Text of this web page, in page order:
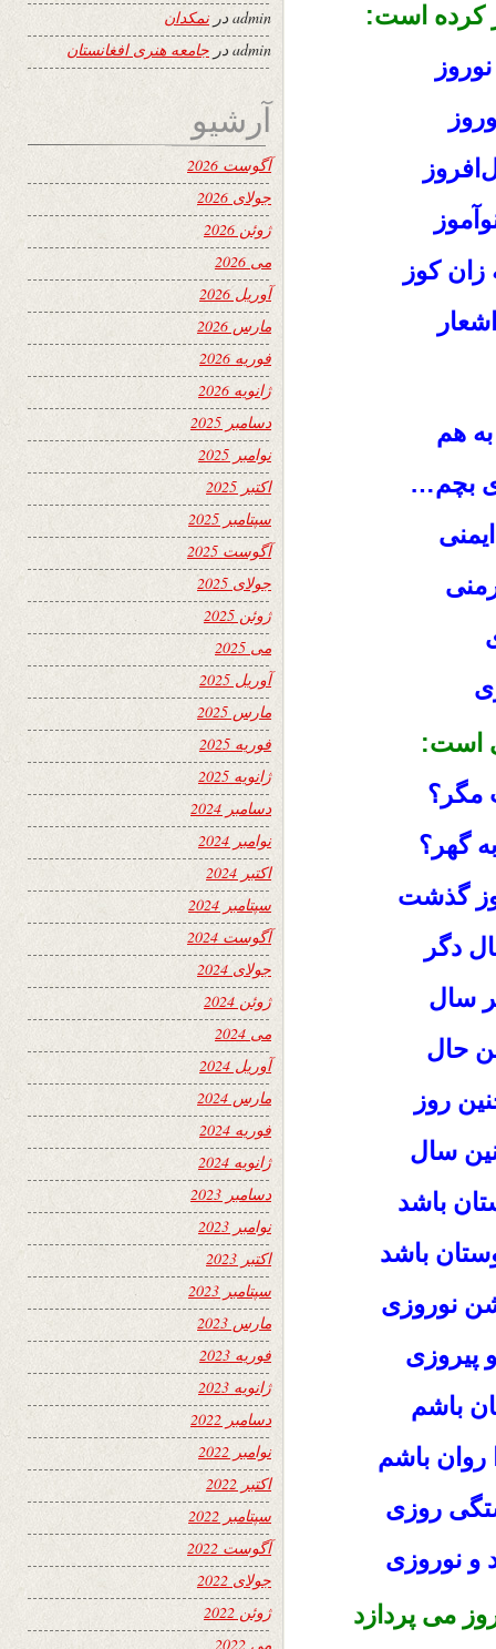
کرده است:
زان کوز
هم
بچم…
است:
مگر؟
گهر؟
گذشت
دگر
سال
حال
روز
سال
باشد
باشد
نوروزی
پیروزی
باشم
باشم
روزی
و نوروزی
می پردازد
adminدرنمکدان
admin در جامعه هنری افغانستان
آرشیو
آگوست 2026
جولای 2026
ژوئن 2026
می 2026
آوریل 2026
مارس 2026
فوریه 2026
ژانویه 2026
دسامبر 2025
نوامبر 2025
اکتبر 2025
سپتامبر 2025
آگوست 2025
جولای 2025
ژوئن 2025
می 2025
آوریل 2025
مارس 2025
فوریه 2025
ژانویه 2025
دسامبر 2024
نوامبر 2024
اکتبر 2024
سپتامبر 2024
آگوست 2024
جولای 2024
ژوئن 2024
می 2024
آوریل 2024
مارس 2024
فوریه 2024
ژانویه 2024
دسامبر 2023
نوامبر 2023
اکتبر 2023
سپتامبر 2023
مارس 2023
فوریه 2023
ژانویه 2023
دسامبر 2022
نوامبر 2022
اکتبر 2022
سپتامبر 2022
آگوست 2022
جولای 2022
ژوئن 2022
می 2022